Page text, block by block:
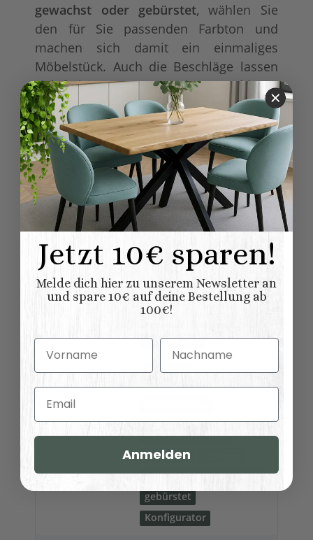
gewachst oder gebürstet, wählen Sie
den für Sie passenden Farbton und
machen sich damit ein einmaliges
Möbelstück. Auch die Beschläge lassen
sich frei aus unseren Sortiment wählen.
Produkteigenschaft
Wert
Lieferung: aufgebaut
Ausstattung:
Schublade/-n
Holztür/-en
Plattenoberseite
Standard-Platte, Holz
wie Korpus
Möbel
Lieferung:
Möbel wird aufgebaut
geliefert
Material: 100% Nadelholz
(Fichte/Tanne)
Romantisch
Kollektionen
Salzburg
Variationen:
Oberflaeche:
natur (unlackiert)
gewachst
shabby chic / antik look
gebürstet
Konfigurator
Jetzt 10€ sparen!
Melde dich hier zu unserem Newsletter an
und spare 10€ auf deine Bestellung ab
100€!
Vorname Nachname
Email
Anmelden